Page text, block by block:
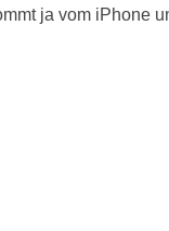
ja vom iPhone